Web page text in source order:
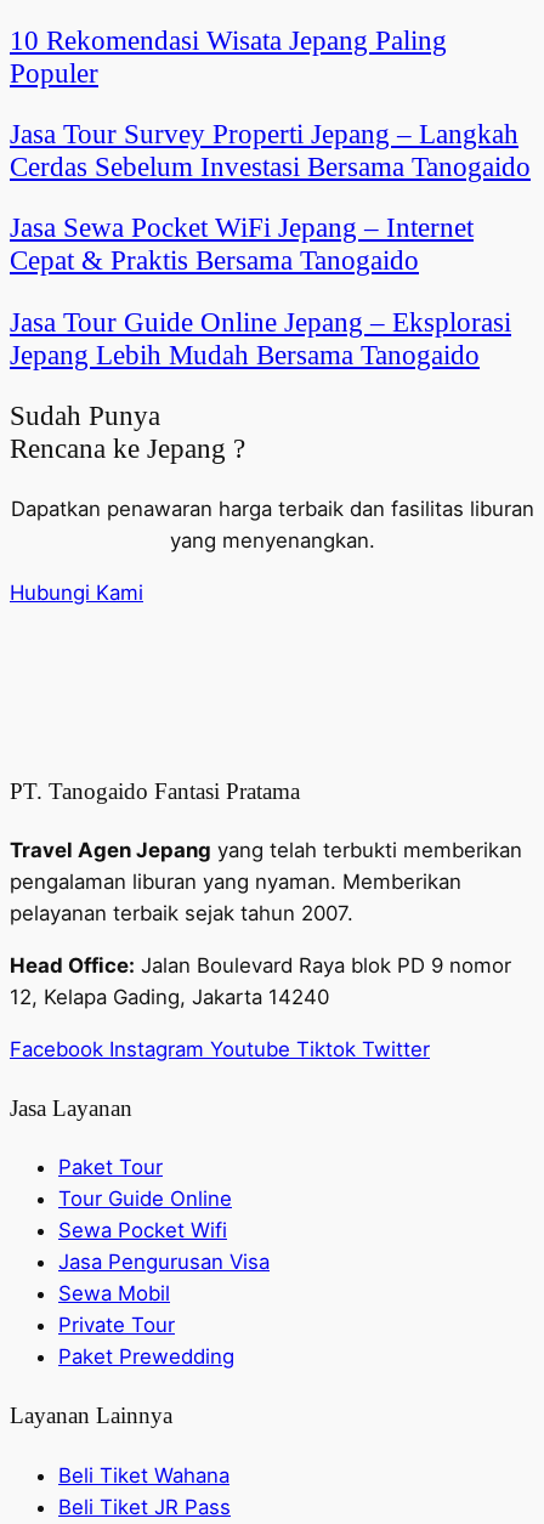
10 Rekomendasi Wisata Jepang Paling
Populer
Jasa Tour Survey Properti Jepang – Langkah
Cerdas Sebelum Investasi Bersama Tanogaido
Jasa Sewa Pocket WiFi Jepang – Internet
Cepat & Praktis Bersama Tanogaido
Jasa Tour Guide Online Jepang – Eksplorasi
Jepang Lebih Mudah Bersama Tanogaido
Sudah Punya
Rencana ke Jepang ?
Dapatkan penawaran harga terbaik dan fasilitas liburan
yang menyenangkan.
Hubungi Kami
PT. Tanogaido Fantasi Pratama
Travel Agen Jepang yang telah terbukti memberikan
pengalaman liburan yang nyaman. Memberikan
pelayanan terbaik sejak tahun 2007.
Head Office: Jalan Boulevard Raya blok PD 9 nomor
12, Kelapa Gading, Jakarta 14240
Facebook Instagram Youtube Tiktok Twitter
Jasa Layanan
Paket Tour
Tour Guide Online
Sewa Pocket Wifi
Jasa Pengurusan Visa
Sewa Mobil
Private Tour
Paket Prewedding
Layanan Lainnya
Beli Tiket Wahana
Beli Tiket JR Pass